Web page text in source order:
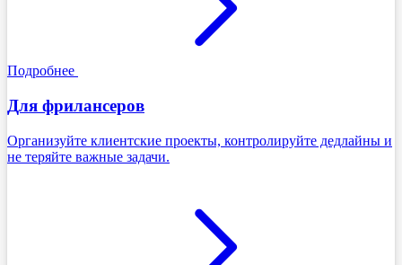
Подробнее
Для фрилансеров
Организуйте клиентские проекты, контролируйте дедлайны и
не теряйте важные задачи.